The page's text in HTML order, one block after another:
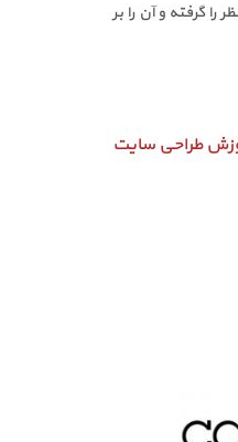
گرفته و آن را بر
طراحی سایت